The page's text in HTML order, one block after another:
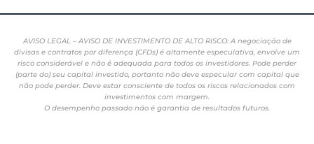
AVISO LEGAL – AVISO DE INVESTIMENTO DE ALTO RISCO: A negociação de
divisas e contratos por diferença (CFDs) é altamente especulativa, envolve um
risco considerável e não é adequada para todos os investidores. Pode perder
(parte do) seu capital investido, portanto não deve especular com capital que
não pode perder. Deve estar consciente de todos os riscos relacionados com
investimentos com margem.
O desempenho passado não é garantia de resultados futuros.